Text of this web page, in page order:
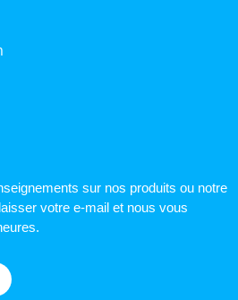
sur nos produits ou notre
votre e-mail et nous vous